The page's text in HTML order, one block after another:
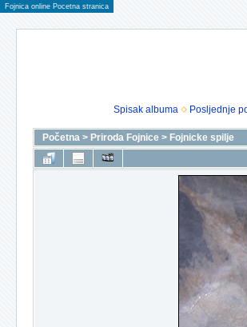
Fojnica online Pocetna stranica
Spisak albuma
Posljednje
Početna > Priroda Fojnice > Fojnicke spilje